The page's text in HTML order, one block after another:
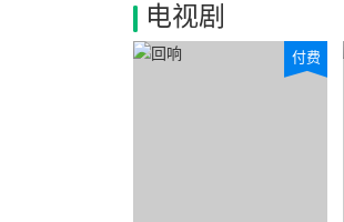
电视剧
付费